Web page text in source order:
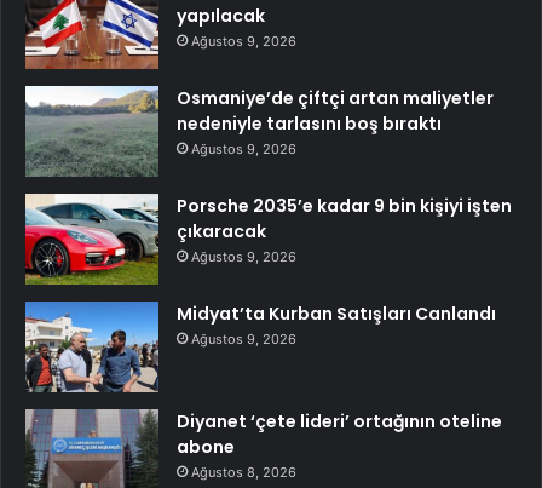
yapılacak
Ağustos 9, 2026
Osmaniye’de çiftçi artan maliyetler
nedeniyle tarlasını boş bıraktı
Ağustos 9, 2026
Porsche 2035’e kadar 9 bin kişiyi işten
çıkaracak
Ağustos 9, 2026
Midyat’ta Kurban Satışları Canlandı
Ağustos 9, 2026
Diyanet ‘çete lideri’ ortağının oteline
abone
Ağustos 8, 2026